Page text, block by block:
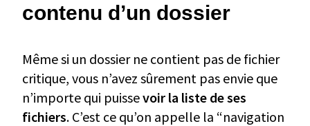
contenu d’un dossier
Même si un dossier ne contient pas de fichier
critique, vous n’avez sûrement pas envie que
n’importe qui puissevoir la liste de ses
fichiers. C’est ce qu’on appelle la “navigation